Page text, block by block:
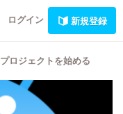
ログイン 新規登録
プロジェクトを始める